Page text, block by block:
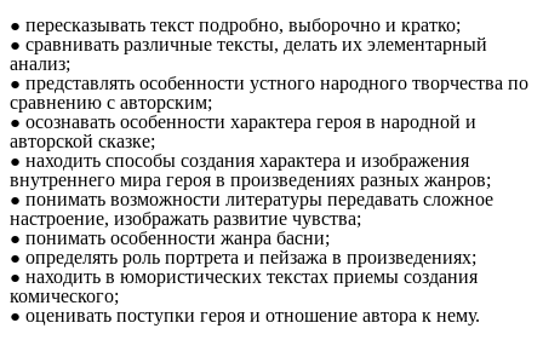
пересказывать текст подробно, выборочно и кратко;
сравнивать различные тексты, делать их элементарный
анализ;
представлять особенности устного народного творчества по
сравнению с авторским;
осознавать особенности характера героя в народной и
авторской сказке;
находить способы создания характера и изображения
внутреннего мира героя в произведениях разных жанров;
понимать возможности литературы передавать сложное
настроение, изображать развитие чувства;
понимать особенности жанра басни;
определять роль портрета и пейзажа в произведениях;
находить в юмористических текстах приемы создания
комического;
оценивать поступки героя и отношение автора к нему.